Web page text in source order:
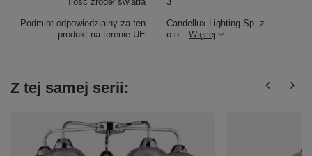
Podmiot odpowiedzialny za ten
produkt na terenie UE
Candellux Lighting Sp. z
o.o.
Więcej
Z tej samej serii: